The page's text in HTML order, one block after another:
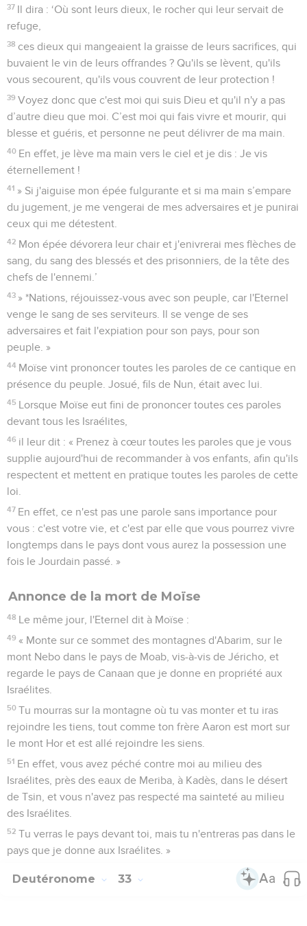
37 Il dira : ‘Où sont leurs dieux, le rocher qui leur servait de
refuge,
38 ces dieux qui mangeaient la graisse de leurs sacrifices, qui
buvaient le vin de leurs offrandes ? Qu'ils se lèvent, qu'ils
vous secourent, qu'ils vous couvrent de leur protection !
39 Voyez donc que c'est moi qui suis Dieu et qu'il n'y a pas
d’autre dieu que moi. C’est moi qui fais vivre et mourir, qui
blesse et guéris, et personne ne peut délivrer de ma main.
40 En effet, je lève ma main vers le ciel et je dis : Je vis
éternellement !
41 » Si j'aiguise mon épée fulgurante et si ma main s’empare
du jugement, je me vengerai de mes adversaires et je punirai
ceux qui me détestent.
42 Mon épée dévorera leur chair et j'enivrerai mes flèches de
sang, du sang des blessés et des prisonniers, de la tête des
chefs de l'ennemi.’
43 » *Nations, réjouissez-vous avec son peuple, car l'Eternel
venge le sang de ses serviteurs. Il se venge de ses
adversaires et fait l'expiation pour son pays, pour son
peuple. »
44 Moïse vint prononcer toutes les paroles de ce cantique en
présence du peuple. Josué, fils de Nun, était avec lui.
45 Lorsque Moïse eut fini de prononcer toutes ces paroles
devant tous les Israélites,
46 il leur dit : « Prenez à cœur toutes les paroles que je vous
supplie aujourd'hui de recommander à vos enfants, afin qu'ils
respectent et mettent en pratique toutes les paroles de cette
loi.
47 En effet, ce n'est pas une parole sans importance pour
vous : c'est votre vie, et c'est par elle que vous pourrez vivre
longtemps dans le pays dont vous aurez la possession une
fois le Jourdain passé. »
Annonce de la mort de Moïse
48 Le même jour, l'Eternel dit à Moïse :
49 « Monte sur ce sommet des montagnes d'Abarim, sur le
mont Nebo dans le pays de Moab, vis-à-vis de Jéricho, et
regarde le pays de Canaan que je donne en propriété aux
Israélites.
50 Tu mourras sur la montagne où tu vas monter et tu iras
rejoindre les tiens, tout comme ton frère Aaron est mort sur
le mont Hor et est allé rejoindre les siens.
51 En effet, vous avez péché contre moi au milieu des
Israélites, près des eaux de Meriba, à Kadès, dans le désert
de Tsin, et vous n'avez pas respecté ma sainteté au milieu
des Israélites.
52 Tu verras le pays devant toi, mais tu n'entreras pas dans le
pays que je donne aux Israélites. »
Deutéronome 33